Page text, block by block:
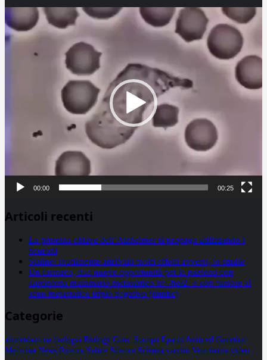
Player
00:00 00:25
Articoli recenti
La proteina chiave dell’Alzheimer si propaga utilizzando i
neuroni
Statine: inutilmente attribuiti molti effetti avversi, lo studio
Un farmaco, due nuove opportunità per le pazienti con
carcinoma mammario metastatico hr+/her2- e con tumore al
seno metastatico triplo negativo (mtnbc)
Categorie
alimentazione biologia Biology Com. Stampa Epatiti featured Genetica
Medicina News Ricerca Salute Science Scienza vaccini Veterinaria video